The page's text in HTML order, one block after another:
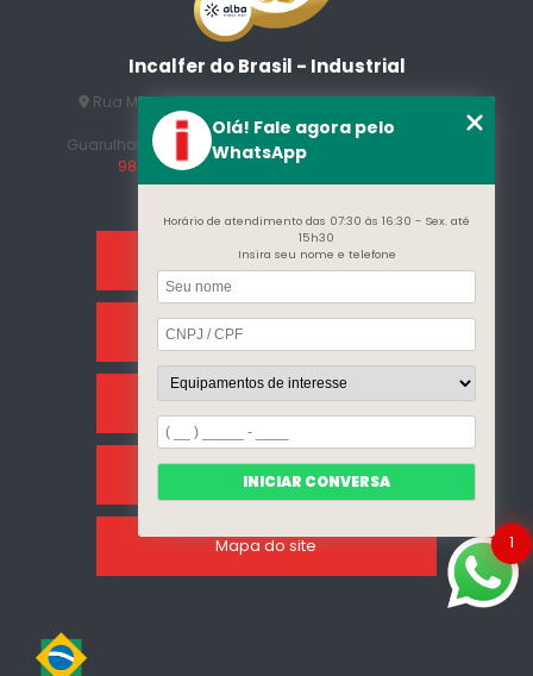
Incalfer do Brasil - Industrial
Rua Manuel Jesus Fernandes , 172 - Jardim Santo
Afonso
Guarulhos - SP - CEP: 07215-230
(11) 3296-7700
98409-5498
contato@incalfer.com.br
Home
Sobre Nós
Categorias
Clientes
Mapa do site 1
Olá! Fale agora pelo
WhatsApp
Horário de atendimento das 07:30 às 16:30 - Sex. até
15h30
Insira seu nome e telefone
INICIAR CONVERSA